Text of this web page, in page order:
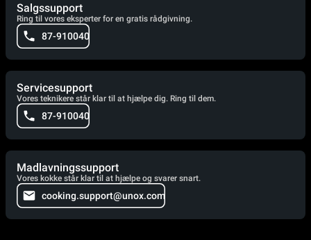
Salgssupport
Ring til vores eksperter for en gratis rådgivning.
87-910040
Servicesupport
Vores teknikere står klar til at hjælpe dig. Ring til dem.
87-910040
Madlavningssupport
Vores kokke står klar til at hjælpe og svarer snart.
cooking.support@unox.com